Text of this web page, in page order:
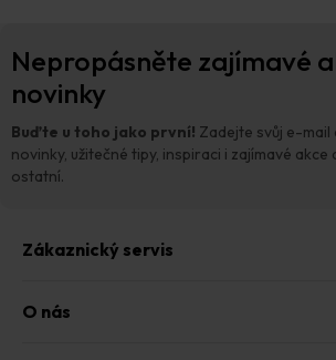
í
v
k
á
n
Nepropásněte zajímavé
novinky
Buďte u toho jako první! Zadejte svůj e-mail
novinky, užitečné tipy, inspiraci i zajímavé akce
ostatní.
Zákaznický servis
O nás